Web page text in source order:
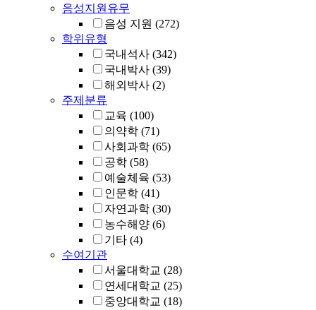
음성지원유무
음성 지원 (272)
학위유형
국내석사 (342)
국내박사 (39)
해외박사 (2)
주제분류
교육 (100)
의약학 (71)
사회과학 (65)
공학 (58)
예술체육 (53)
인문학 (41)
자연과학 (30)
농수해양 (6)
기타 (4)
수여기관
서울대학교 (28)
연세대학교 (25)
중앙대학교 (18)